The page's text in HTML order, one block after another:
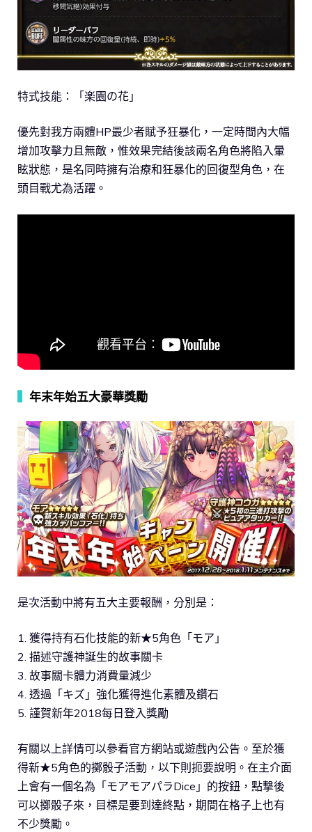
特式技能：「楽園の花」
優先對我方兩體HP最少者賦予狂暴化，一定時間內大幅
增加攻擊力且無敵，惟效果完結後該兩名角色將陷入暈
眩狀態，是名同時擁有治療和狂暴化的回復型角色，在
頭目戰尤為活躍。
年末年始五大豪華獎勵
是次活動中將有五大主要報酬，分別是：
1. 獲得持有石化技能的新★5角色「モア」
2. 描述守護神誕生的故事關卡
3. 故事關卡體力消費量減少
4. 透過「キズ」強化獲得進化素體及鑽石
5. 謹賀新年2018每日登入獎勵
有關以上詳情可以參看官方網站或遊戲內公告。至於獲
得新★5角色的擲骰子活動，以下則扼要說明。在主介面
上會有一個名為「モアモアパラDice」的按鈕，點撃後
可以擲骰子來，目標是要到達終點，期間在格子上也有
不少獎勵。